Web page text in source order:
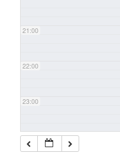
21:00
22:00
23:00